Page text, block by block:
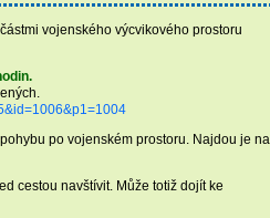
vojenského výcvikového prostoru
po vojenském prostoru. Najdou je na
cestou navštívit. Může totiž dojít ke